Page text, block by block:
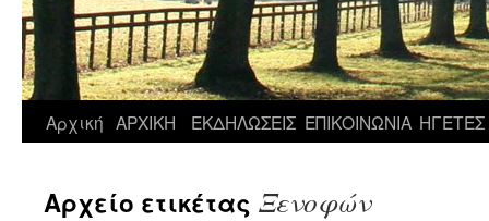
Αρχική ΑΡΧΙΚΗ ΕΚΔΗΛΩΣΕΙΣ ΕΠΙΚΟΙΝΩΝΙΑ ΗΓΕΤΕΣ
Αρχείο ετικέτας Ξενοφών